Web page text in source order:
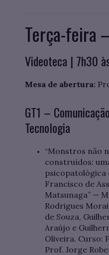
Terça-feira
Videoteca | 7h30
Mesa de abertura:
GT1 –
Tecnologia
“Monstros não
construídos:
psicopatológica
Francisco de
Matsunaga” —
Rodrigues
de Souza,
Araújo e
Oliveira. Curso:
Prof. Jorge